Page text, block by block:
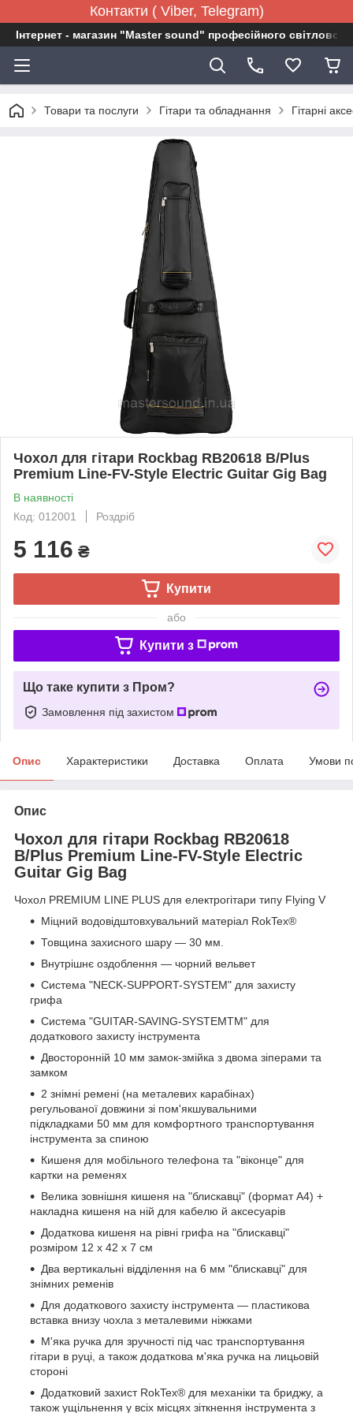
Контакти ( Viber, Telegram)
Інтернет - магазин "Master sound" професійного
Товари та послуги Гітари та обладнання Гітарні
Чохол для гітари Rockbag RB20618 B/Plus
Premium Line-FV-Style Electric Guitar Gig Bag
В наявності
Код: 012001
Роздріб
5 116 ₴
Купити
або
Купити з
Що таке купити з Пром?
Замовлення під захистом
Опис Характеристики Доставка Оплата Умови
Опис
Чохол для гітари Rockbag RB20618
B/Plus Premium Line-FV-Style Electric
Guitar Gig Bag
Чохол PREMIUM LINE PLUS для електрогітари типу Flying V
Міцний водовідштовхувальний матеріал RokTex®
Товщина захисного шару — 30 мм.
Внутрішнє оздоблення — чорний вельвет
Система "NECK-SUPPORT-SYSTEM" для захисту
грифа
Система "GUITAR-SAVING-SYSTEMTM" для
додаткового захисту інструмента
Двосторонній 10 мм замок-змійка з двома зіперами та
замком
2 знімні ремені (на металевих карабінах)
регульованої довжини зі пом'якшувальними
підкладками 50 мм для комфортного транспортування
інструмента за спиною
Кишеня для мобільного телефона та "віконце" для
картки на ременях
Велика зовнішня кишеня на "блискавці" (формат А4) +
накладна кишеня на ній для кабелю й аксесуарів
Додаткова кишеня на рівні грифа на "блискавці"
розміром 12 х 42 х 7 см
Два вертикальні відділення на 6 мм "блискавці" для
знімних ременів
Для додаткового захисту інструмента — пластикова
вставка внизу чохла з металевими ніжками
М'яка ручка для зручності під час транспортування
гітари в руці, а також додаткова м'яка ручка на лицьовій
стороні
Додатковий захист RokTex® для механіки та бриджу, а
також ущільнення у всіх місцях зіткнення інструмента з